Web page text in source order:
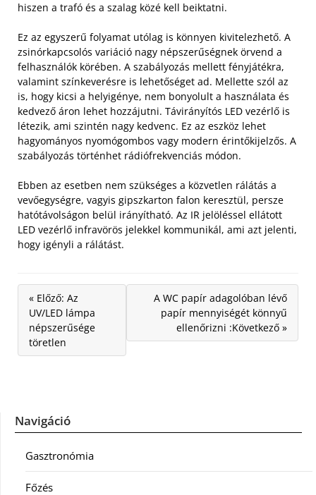
hiszen a trafó és a szalag közé kell beiktatni.
Ez az egyszerű folyamat utólag is könnyen kivitelezhető. A
zsinórkapcsolós variáció nagy népszerűségnek örvend a
felhasználók körében. A szabályozás mellett fényjátékra,
valamint színkeverésre is lehetőséget ad. Mellette szól az
is, hogy kicsi a helyigénye, nem bonyolult a használata és
kedvező áron lehet hozzájutni. Távirányítós LED vezérlő is
létezik, ami szintén nagy kedvenc. Ez az eszköz lehet
hagyományos nyomógombos vagy modern érintőkijelzős. A
szabályozás történhet rádiófrekvenciás módon.
Ebben az esetben nem szükséges a közvetlen rálátás a
vevőegységre, vagyis gipszkarton falon keresztül, persze
hatótávolságon belül irányítható. Az IR jelöléssel ellátott
LED vezérlő infravörös jelekkel kommunikál, ami azt jelenti,
hogy igényli a rálátást.
« Előző: Az
UV/LED lámpa
népszerűsége
töretlen
A WC papír adagolóban lévő
papír mennyiségét könnyű
ellenőrizni :Következő »
Navigáció
Gasztronómia
Főzés